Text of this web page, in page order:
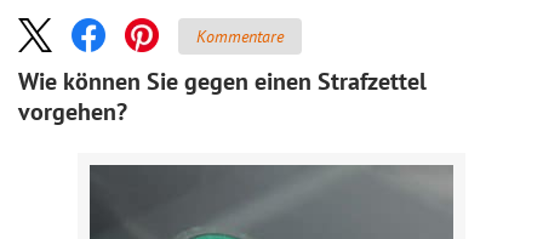
Kommentare
Wie können Sie gegen einen Strafzettel
vorgehen?